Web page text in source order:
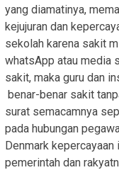
yang diamatinya,
kejujuran dan
sekolah karena sakit
whatsApp atau media
sakit, maka guru dan
benar-benar sakit
surat semacamnya
pada hubungan
Denmark
pemerintah dan